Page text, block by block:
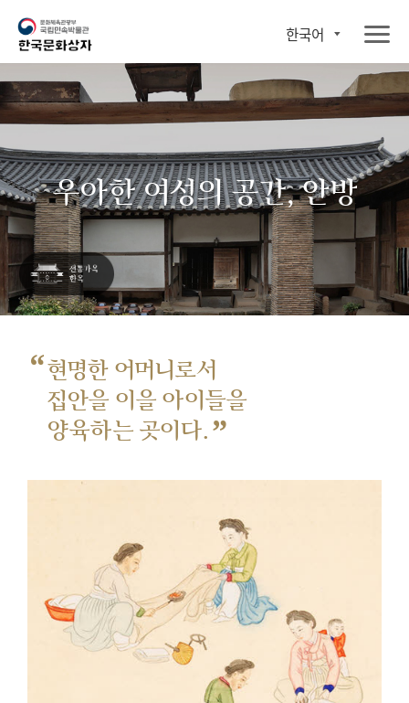
한국어
우아한 여성의 공간, 안방
“현명한 어머니로서
집안을 이을 아이들을
양육하는 곳이다. ”